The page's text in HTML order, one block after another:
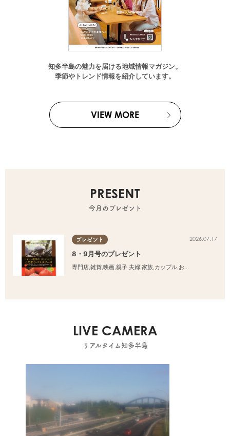
知多半島の魅力を届ける地域情報マガジン。
季節やトレンド情報を紹介しています。
VIEW MORE
PRESENT
今月のプレゼント
プレゼント 2026.07.17
8・9月号のプレゼント
専門店,雑貨,映画,親子,夫婦,家族,カップル,おひとりさま
LIVE CAMERA
リアルタイム知多半島